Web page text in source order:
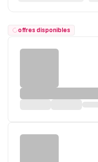
offres disponibles